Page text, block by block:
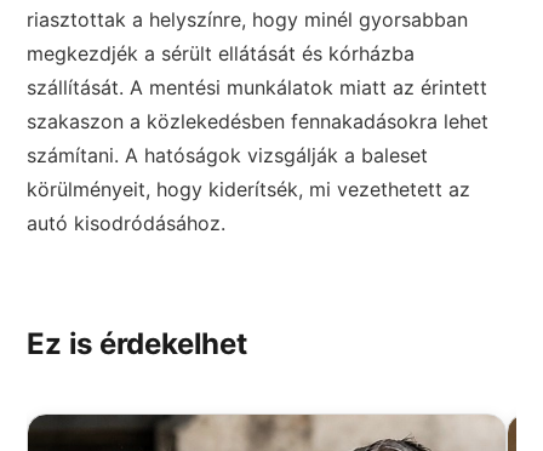
riasztottak a helyszínre, hogy minél gyorsabban
megkezdjék a sérült ellátását és kórházba
szállítását. A mentési munkálatok miatt az érintett
szakaszon a közlekedésben fennakadásokra lehet
számítani. A hatóságok vizsgálják a baleset
körülményeit, hogy kiderítsék, mi vezethetett az
autó kisodródásához.
Ez is érdekelhet